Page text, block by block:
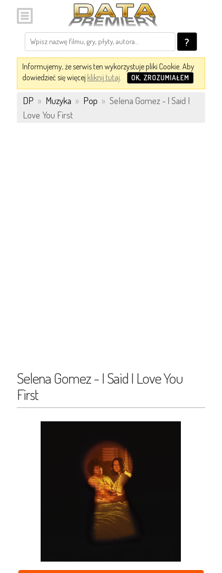
?
Informujemy, że serwis ten wykorzystuje pliki Cookie. Aby
dowiedzieć się więcej kliknij tutaj. OK, ZROZUMIAŁEM
DP » Muzyka » Pop » Selena Gomez - I Said I
Love You First
Selena Gomez - I Said I Love You
First